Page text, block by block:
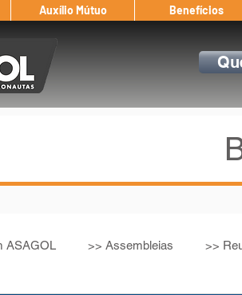
Auxílio Mútuo Benefícios
ASAGOL >> Assembleias >>